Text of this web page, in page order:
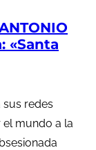
«Santa
sus redes
mundo a la